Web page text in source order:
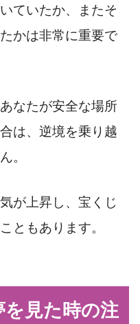
ていたか、またそ
かは非常に重要で
なたが安全な場所
は、逆境を乗り越
。
が上昇し、宝くじ
ともあります。
見た時の注